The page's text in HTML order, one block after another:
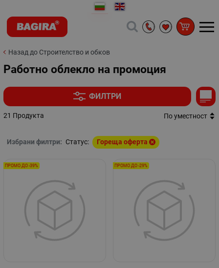
Назад до Строителство и обков
Работно облекло на промоция
ФИЛТРИ
21 Продукта По уместност
Избрани филтри: Статус: Гореща оферта
ПРОМО ДО -39% ПРОМО ДО -29%